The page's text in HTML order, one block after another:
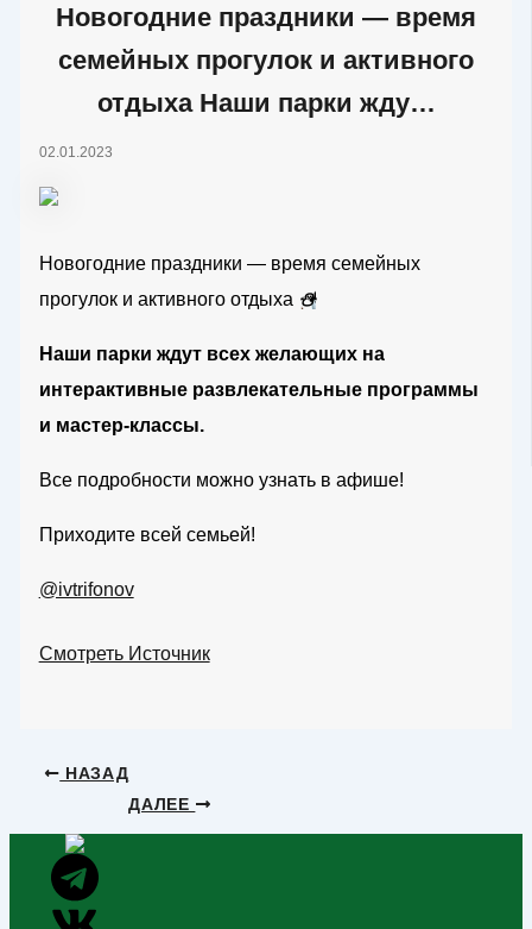
Новогодние праздники — время
семейных прогулок и активного
отдыха Наши парки жду…
02.01.2023
Новогодние праздники — время семейных
прогулок и активного отдыха ⛄️
Наши парки ждут всех желающих на
интерактивные развлекательные программы
и мастер-классы.
Все подробности можно узнать в афише!
Приходите всей семьей!
@ivtrifonov
Смотреть Источник
НАЗАД
ДАЛЕЕ